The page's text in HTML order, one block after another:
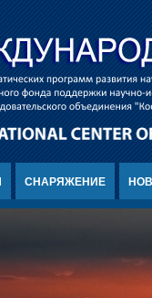
СНАРЯЖЕНИЕ